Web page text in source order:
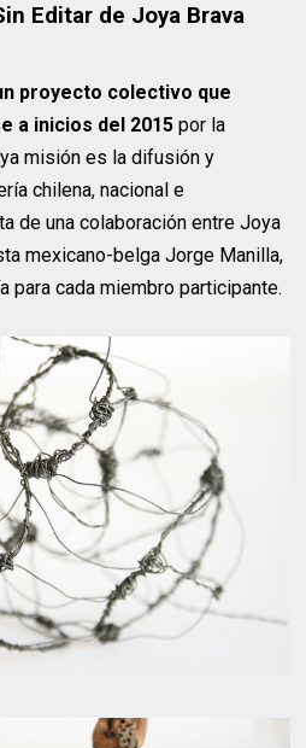
Editar de Joya Brava
proyecto colectivo que
a inicios del 2015 por la
misión es la difusión y
chilena, nacional e
de una colaboración entre Joya
mexicano-belga Jorge Manilla,
para cada miembro participante.